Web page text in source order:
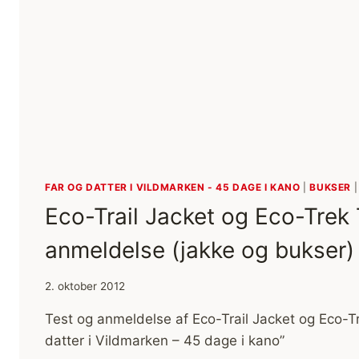
FAR OG DATTER I VILDMARKEN - 45 DAGE I KANO |BUKSER
Eco-Trail Jacket og Eco-Trek
anmeldelse (jakke og bukser)
2. oktober 2012
Test og anmeldelse af Eco-Trail Jacket og Eco-
datter i Vildmarken – 45 dage i kano”